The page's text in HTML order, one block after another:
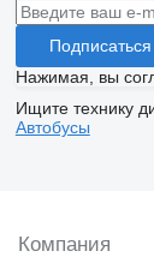
Подписаться
Нажимая, вы
Ищите технику
Автобусы
Компания